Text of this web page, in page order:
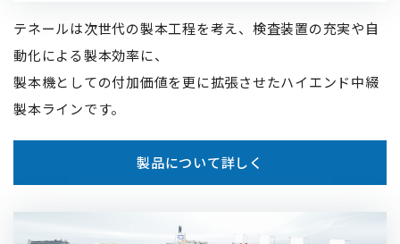
テネールは次世代の製本⼯程を考え、検査装置の充実や⾃
動化による製本効率に、
製本機としての付加価値を更に拡張させたハイエンド中綴
製本ラインです。
製品について詳しく